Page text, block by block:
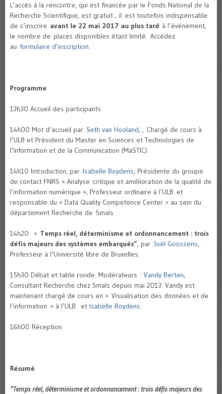
L’accès à la rencontre, qui est financée par le Fonds National de la
Recherche Scientifique, est gratuit ; il est toutefois indispensable
de s’inscrire avant le 22 mai 2017 au plus tard à l’événement,
le nombre de places disponibles étant limité. Accédez
au formulaire d’inscription.
Programme
13h30 Accueil des participants
14h00 Mot d’accueil par Seth van Hooland, , Chargé de cours à
l’ULB et Président du Master en Sciences et Technologies de
l’Information et de la Communication (MaSTIC)
14h10 Introduction, par Isabelle Boydens, Présidente du groupe
de contact FNRS « Analyse critique et amélioration de la qualité de
l’information numérique », Professeur ordinaire à l’ULB et
responsable du « Data Quality Competence Center » au sein du
département Recherche de Smals
14h20 « Temps réel, déterminisme et ordonnancement : trois
défis majeurs des systèmes embarqués”, par Joël Goossens,
Professeur à l’Université libre de Bruxelles.
15h30 Débat et table ronde. Modérateurs : Vandy Berten,
Consultant Recherche chez Smals depuis mai 2013. Vandy est
maintenant chargé de cours en « Visualisation des données et de
l’information » à l’ULB et Isabelle Boydens.
16h00 Réception
Résumé
“Temps réel, déterminisme et ordonnancement : trois défis majeurs des